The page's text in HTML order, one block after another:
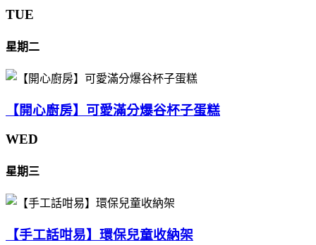
TUE
星期二
【開心廚房】可愛滿分爆谷杯子蛋糕
WED
星期三
【手工話咁易】環保兒童收納架